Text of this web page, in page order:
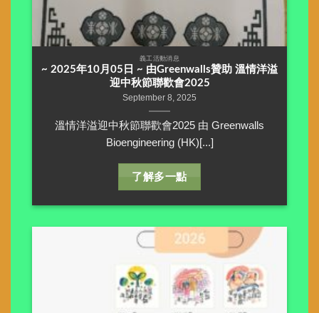
義工活動消息
~ 2025年10月05日 ~ 由Greenwalls贊助 溫情洋溢
迎中秋節聯歡會2025
September 8, 2025
溫情洋溢迎中秋節聯歡會2025 由 Greenwalls
Bioengineering (HK)[...]
了解多一點